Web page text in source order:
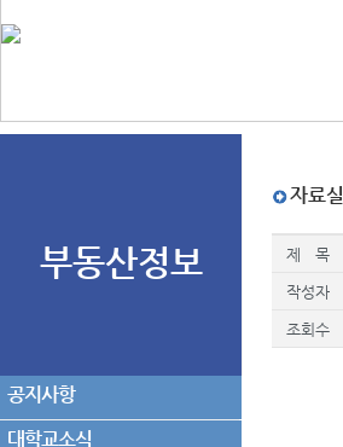
부동산정보
공지사항
대학교소식
자료실
제 목
작성자
조회수